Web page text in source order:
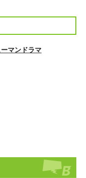
マンドラマ